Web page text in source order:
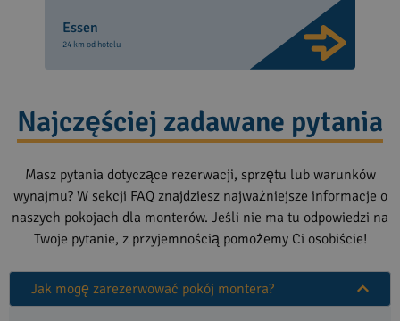
Essen
24 km od hotelu
Najczęściej zadawane pytania
Masz pytania dotyczące rezerwacji, sprzętu lub warunków
wynajmu? W sekcji FAQ znajdziesz najważniejsze informacje o
naszych pokojach dla monterów. Jeśli nie ma tu odpowiedzi na
Twoje pytanie, z przyjemnością pomożemy Ci osobiście!
Jak mogę zarezerwować pokój montera?